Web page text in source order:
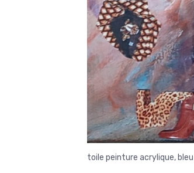
toile peinture acrylique,